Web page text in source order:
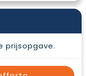
prijsopgave.